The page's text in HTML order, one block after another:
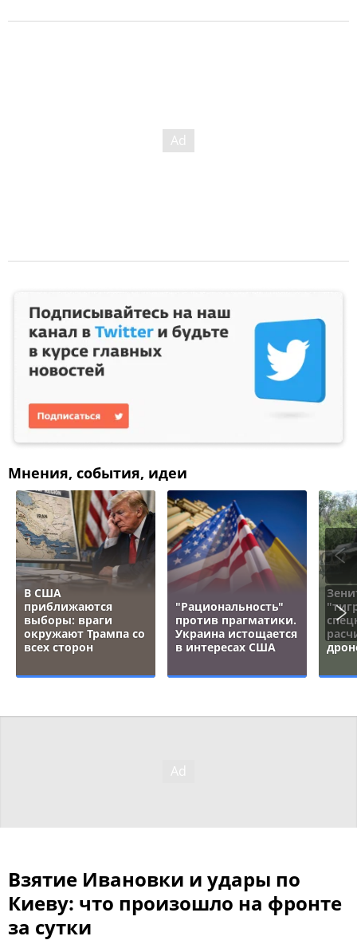
Мнения, события, идеи
В США
приближаются
выборы: враги
окружают Трампа со
всех сторон
"Рациональность"
против прагматики.
Украина истощается
в интересах США
Взятие Ивановки и удары по
Киеву: что произошло на фронте
за сутки